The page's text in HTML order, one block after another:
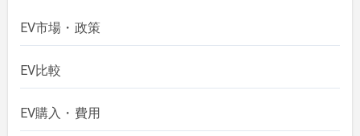
EV市場・政策
EV比較
EV購入・費用